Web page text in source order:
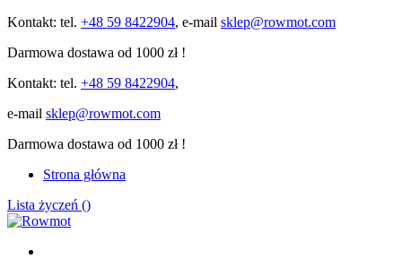
Kontakt: tel. +48 59 8422904, e-mail sklep@rowmot.com
Darmowa dostawa od 1000 zł !
Kontakt: tel. +48 59 8422904,
e-mail sklep@rowmot.com
Darmowa dostawa od 1000 zł !
Strona główna
Lista życzeń ()